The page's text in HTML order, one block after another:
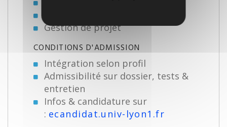
Gestion de projet
CONDITIONS D'ADMISSION
Intégration selon profil
Admissibilité sur dossier, tests &
entretien
Infos & candidature sur
: ecandidat.univ-lyon1.fr